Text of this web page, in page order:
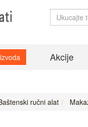
Akcije
ručni alat